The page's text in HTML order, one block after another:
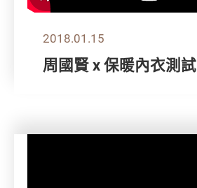
2018.01.15
周國賢 x 保暖內衣測試